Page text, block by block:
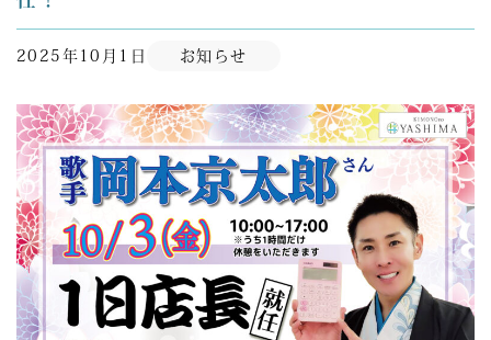
2025年10月1日 お知らせ